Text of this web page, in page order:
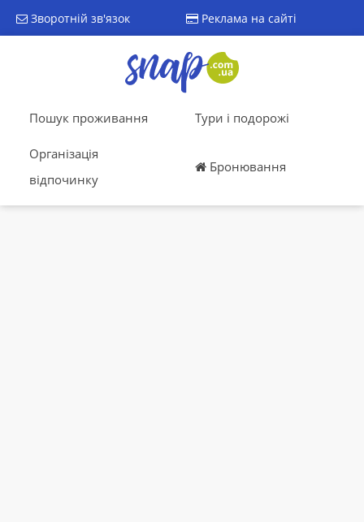
Зворотній зв'язок Реклама на сайті
Пошук проживання Тури і подорожі
Організація
відпочинку
Бронювання